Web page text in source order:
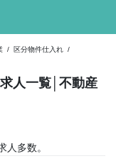
/ 区分物件仕入れ /
人一覧 │不動産
人多数。